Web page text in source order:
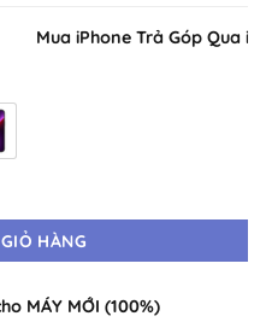
Mua iPhone Trả Góp Qua
Hãng Chuẩn Zin · Đầy Đủ Màu
HÀNG
MÁY MỚI (100%)